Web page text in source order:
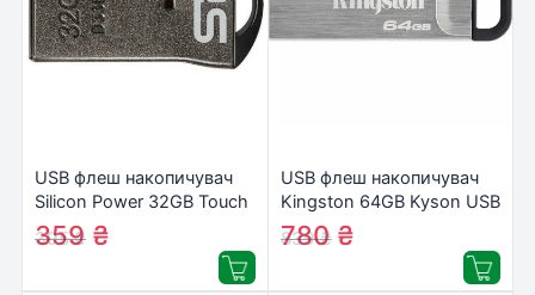
USB флеш накопичувач
Silicon Power 32GB Touch
T01 USB 2.0
(SP032GBUF2T01V1K)
395₴
359 ₴
USB флеш накопичувач
Kingston 64GB Kyson USB
3.2 (DTKN/64GB)
839₴
780₴